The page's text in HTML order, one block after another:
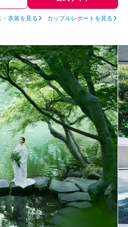
・衣装を見る カップルレポートを見る